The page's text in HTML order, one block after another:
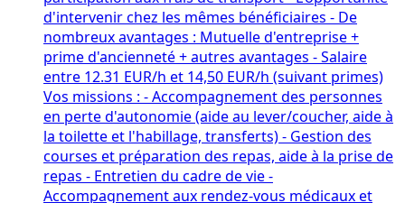
d'intervenir chez les mêmes bénéficiaires - De
nombreux avantages : Mutuelle d'entreprise +
prime d'ancienneté + autres avantages - Salaire
entre 12.31 EUR/h et 14,50 EUR/h (suivant primes)
Vos missions : - Accompagnement des personnes
en perte d'autonomie (aide au lever/coucher, aide à
la toilette et l'habillage, transferts) - Gestion des
courses et préparation des repas, aide à la prise de
repas - Entretien du cadre de vie -
Accompagnement aux rendez-vous médicaux et